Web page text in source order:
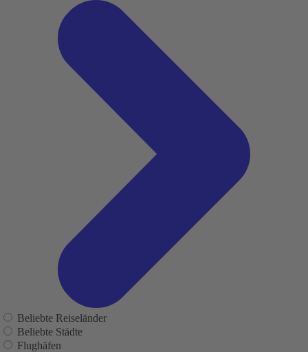
Beliebte Reiseländer
Beliebte Städte
Flughäfen